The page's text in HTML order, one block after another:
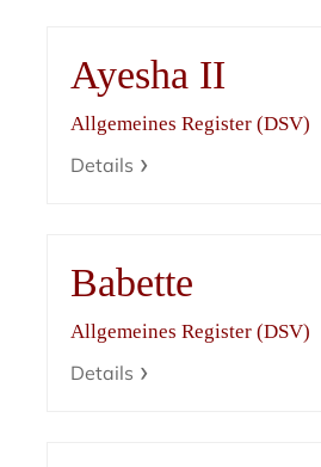
Ayesha II
Allgemeines Register (DSV)
Details
Babette
Allgemeines Register (DSV)
Details